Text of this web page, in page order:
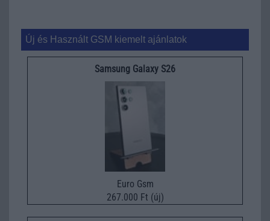
Új és Használt GSM kiemelt ajánlatok
Samsung Galaxy S26
Euro Gsm
267.000 Ft (új)